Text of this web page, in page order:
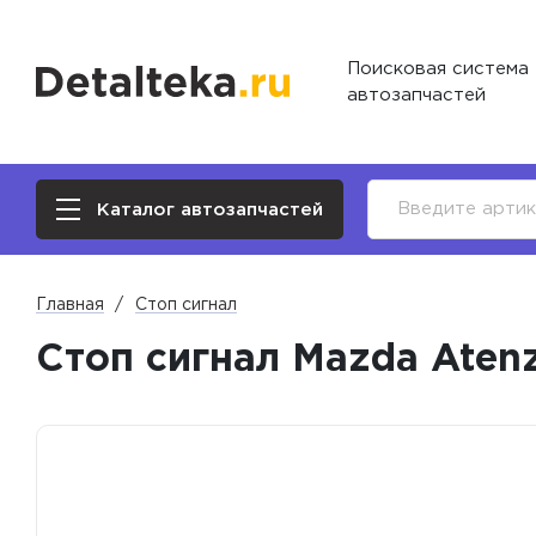
Поисковая система
автозапчастей
Каталог автозапчастей
Главная Стоп сигнал
Стоп сигнал Mazda